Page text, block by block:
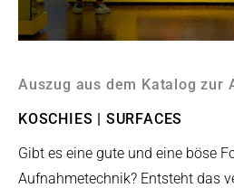
Auszug aus dem Katalog zur
KOSCHIES | SURFACES
Gibt es eine gute und eine böse
Aufnahmetechnik? Entsteht das